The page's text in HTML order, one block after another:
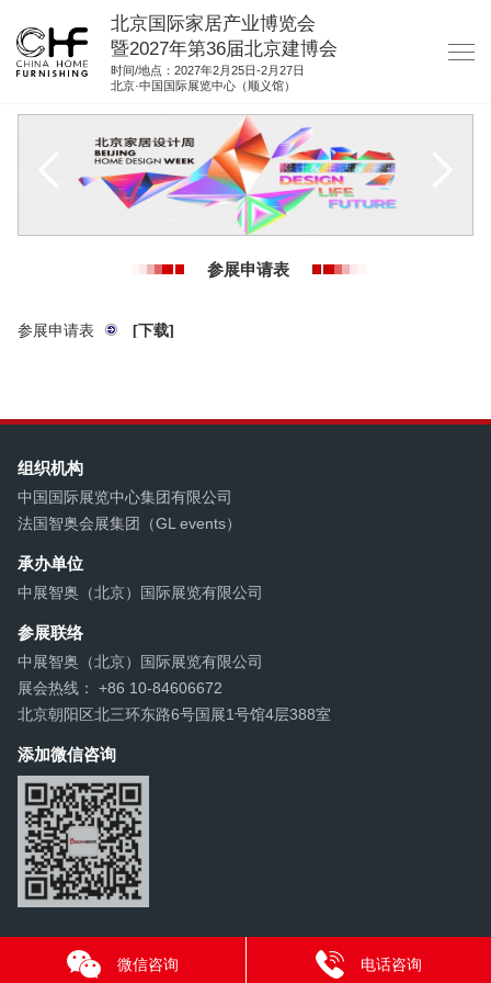
北京国际家居产业博览会
暨2027年第36届北京建博会
时间/地点：2027年2月25日-2月27日
北京·中国国际展览中心（顺义馆）
资料下载
参展申请表
参展申请表 [下载]
组织机构
中国国际展览中心集团有限公司
法国智奥会展集团（GL events）
承办单位
中展智奥（北京）国际展览有限公司
参展联络
中展智奥（北京）国际展览有限公司
展会热线： +86 10-84606672
北京朝阳区北三环东路6号国展1号馆4层388室
添加微信咨询
微信咨询 电话咨询